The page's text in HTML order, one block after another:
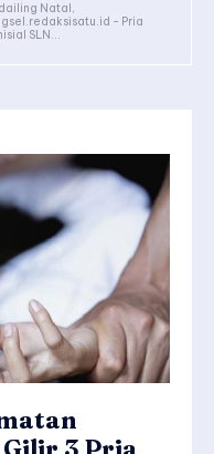
Natal,
- Pria
SLN...